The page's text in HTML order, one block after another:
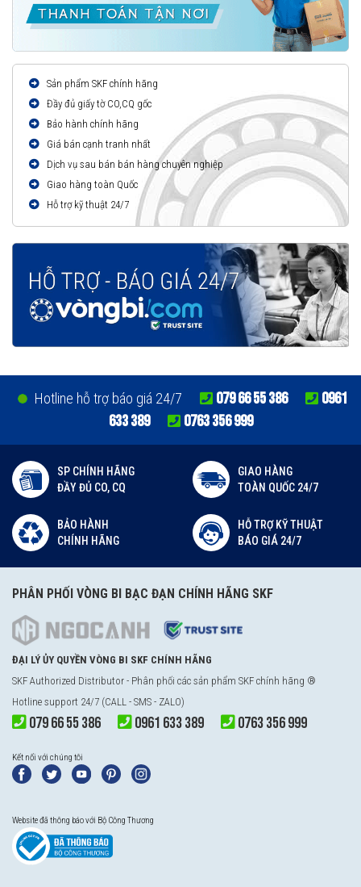
Sản phẩm SKF chính hãng
Đầy đủ giấy tờ CO,CQ gốc
Bảo hành chính hãng
Giá bán cạnh tranh nhất
Dịch vụ sau bán bán hàng chuyên nghiệp
Giao hàng toàn Quốc
Hỗ trợ kỹ thuật 24/7
Hotline hỗ trợ báo giá 24/7 079 66 55 386
0961
633 389
0763 356 999
SP CHÍNH HÃNG
ĐẦY ĐỦ CO, CQ
GIAO HÀNG
TOÀN QUỐC 24/7
BẢO HÀNH
CHÍNH HÃNG
HỖ TRỢ KỸ THUẬT
BÁO GIÁ 24/7
PHÂN PHỐI VÒNG BI BẠC ĐẠN CHÍNH HÃNG SKF
ĐẠI LÝ ỦY QUYỀN VÒNG BI SKF CHÍNH HÃNG
SKF Authorized Distributor - Phân phối các sản phẩm SKF chính hãng ®
Hotline support 24/7 (CALL - SMS - ZALO)
079 66 55 386 0961 633 389 0763 356 999
Kết nối với chúng tôi
Website đã thông báo với Bộ Công Thương